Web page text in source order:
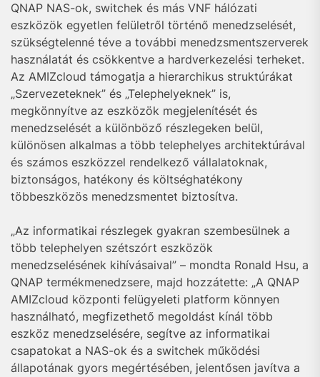
QNAP NAS-ok, switchek és más VNF hálózati
eszközök egyetlen felületről történő menedzselését,
szükségtelenné téve a további menedzsmentszerverek
használatát és csökkentve a hardverkezelési terheket.
Az AMIZcloud támogatja a hierarchikus struktúrákat
„Szervezeteknek” és „Telephelyeknek” is,
megkönnyítve az eszközök megjelenítését és
menedzselését a különböző részlegeken belül,
különösen alkalmas a több telephelyes architektúrával
és számos eszközzel rendelkező vállalatoknak,
biztonságos, hatékony és költséghatékony
többeszközös menedzsmentet biztosítva.
„Az informatikai részlegek gyakran szembesülnek a
több telephelyen szétszórt eszközök
menedzselésének kihívásaival” – mondta Ronald Hsu, a
QNAP termékmenedzsere, majd hozzátette: „A QNAP
AMIZcloud központi felügyeleti platform könnyen
használható, megfizethető megoldást kínál több
eszköz menedzselésére, segítve az informatikai
csapatokat a NAS-ok és a switchek működési
állapotának gyors megértésében, jelentősen javítva a